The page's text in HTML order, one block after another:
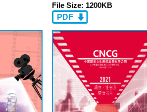
File Size: 1200KB
PDF